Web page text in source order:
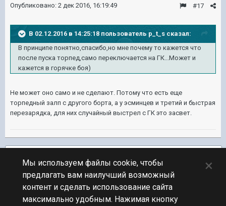
#17
Опубликовано: 2 дек 2016, 16:19:49
В 02.12.2016 в 14:25:18 пользователь p_t_s сказал:
В принципе понятно,спасибо,но мне почему то кажется что
после пуска торпед,само переключается на ГК...Может и
кажется в горячке боя)
Не может оно само и не сделают. Потому что есть еще
торпедный залп с другого борта, а у эсминцев и третий и быстрая
перезарядка, для них случайный выстрел с ГК это засвет.
ПЕРЕЙТИ К СПИСКУ ТЕМ
Обсуждение Мира Кораблей
Мы используем файлы cookie, чтобы
предлагать вам наилучший возможный
контент и сделать использование сайта
максимально удобным. Нажимая кнопку
×